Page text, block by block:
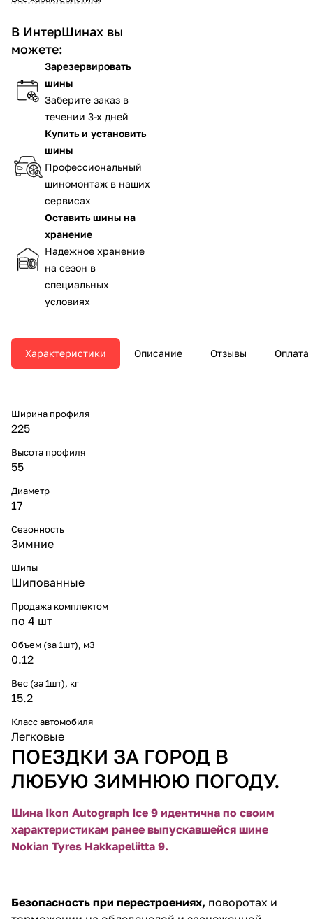
В ИнтерШинах вы
можете:
Зарезервировать
шины
Заберите заказ в
течении 3-х дней
Купить и установить
шины
Профессиональный
шиномонтаж в наших
сервисах
Оставить шины на
хранение
Надежное хранение
на сезон в
специальных
условиях
Характеристики Описание Отзывы Оплата
Ширина профиля
225
Высота профиля
55
Диаметр
17
Сезонность
Зимние
Шипы
Шипованные
Продажа комплектом
по 4 шт
Объем (за 1шт), м3
0.12
Вес (за 1шт), кг
15.2
Класс автомобиля
Легковые
ПОЕЗДКИ ЗА ГОРОД В
ЛЮБУЮ ЗИМНЮЮ ПОГОДУ.
Шина Ikon Autograph Ice 9 идентична по своим
характеристикам ранее выпускавшейся шине
Nokian Tyres Hakkapeliitta 9.
Безопасность при перестроениях, поворотах и